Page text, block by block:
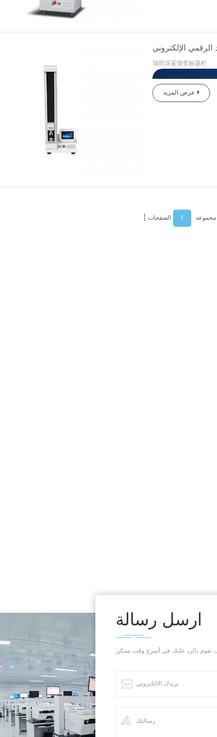
顶部深蓝渐变标题栏
المنتج
لتحريك
على
بينما يسجل
التقشير،
عرض المزيد
مجموعه 1 الصفحات
ارسل رسالة